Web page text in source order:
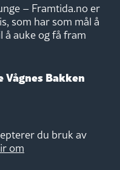
– Framtida.no er
som har som mål å
auke og få fram
Bakken
du bruk av
om